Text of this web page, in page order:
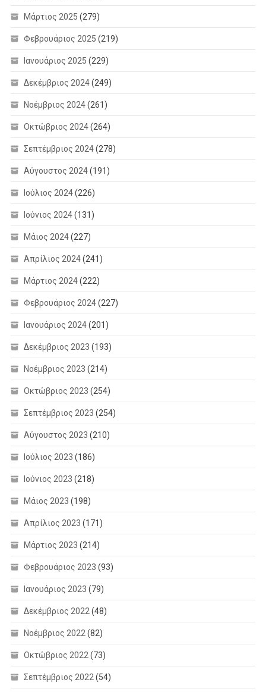
Μάρτιος 2025 (279)
Φεβρουάριος 2025 (219)
Ιανουάριος 2025 (229)
Δεκέμβριος 2024(249)
Νοέμβριος 2024(261)
Οκτώβριος 2024(264)
Σεπτέμβριος 2024(278)
Αύγουστος 2024(191)
Ιούλιος 2024(226)
Ιούνιος 2024(131)
Μάιος 2024(227)
Απρίλιος 2024(241)
Μάρτιος 2024(222)
Φεβρουάριος 2024(227)
Ιανουάριος 2024(201)
Δεκέμβριος 2023 (193)
Νοέμβριος 2023 (214)
Οκτώβριος 2023 (254)
Σεπτέμβριος 2023 (254)
Αύγουστος 2023 (210)
Ιούλιος 2023 (186)
Ιούνιος 2023 (218)
Μάιος 2023 (198)
Απρίλιος 2023 (171)
Μάρτιος 2023 (214)
Φεβρουάριος 2023 (93)
Ιανουάριος 2023 (79)
Δεκέμβριος 2022 (48)
Νοέμβριος 2022 (82)
Οκτώβριος 2022 (73)
Σεπτέμβριος 2022 (54)